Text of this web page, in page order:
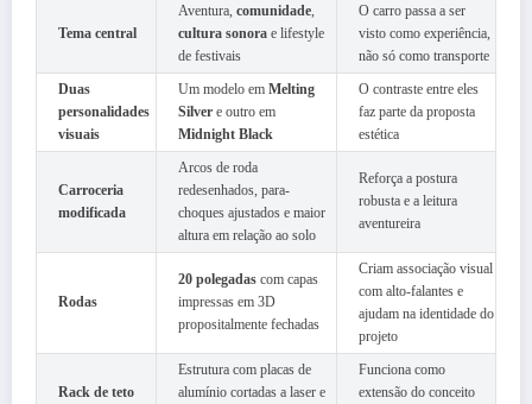
Tema central
Aventura, comunidade
cultura sonora e lifestyle
de festivais
O carro passa a ser
visto como experiência,
não só como transporte
Duas
personalidades
visuais
Um modelo em Melting
Silver e outro em
Midnight Black
O contraste entre eles
faz parte da proposta
estética
Carroceria
modificada
Arcos de roda
redesenhados, para-
choques ajustados e maior
altura em relação ao solo
Reforça a postura
robusta e a leitura
aventureira
Rodas
20 polegadas com capas
impressas em 3D
propositalmente fechadas
Criam associação visual
com alto-falantes e
ajudam na identidade do
projeto
Rack de teto
Estrutura com placas de
alumínio cortadas a laser e
Funciona como
extensão do conceito